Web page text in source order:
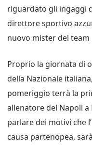
riguardato gli ingaggi
direttore sportivo
nuovo mister del
Proprio la giornata di
della Nazionale
pomeriggio terrà la
allenatore del Napoli a
parlare dei motivi che
causa partenopea,